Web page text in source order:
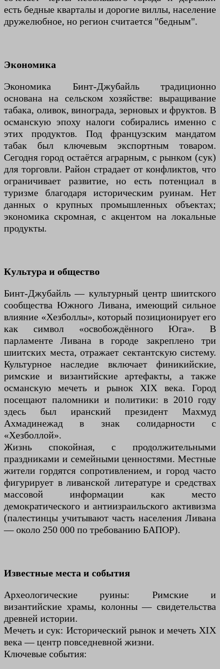
есть бедные кварталы и дорогие виллы, население
дружелюбное, но регион считается "бедным".
Экономика
Экономика Бинт-Джубайль традиционно
основана на сельском хозяйстве: выращивание
табака, оливок, винограда, зерновых и фруктов. В
османскую эпоху налоги собирались именно с
этих продуктов. Под французским мандатом
табак был ключевым экспортным товаром.
Сегодня город остаётся аграрным, с рынком (сук)
для торговли. Район страдает от конфликтов, что
ограничивает развитие, но есть потенциал в
туризме благодаря историческим руинам. Нет
данных о крупных промышленных объектах;
экономика скромная, с акцентом на локальные
продукты.
Культура и общество
Бинт-Джубайль — культурный центр шиитского
сообщества Южного Ливана, имеющий сильное
влияние «Хезболлы», который позиционирует его
как символ «освобождённого Юга». В
парламенте Ливана в городе закреплено три
шиитских места, отражает сектантскую систему.
Культурное наследие включает финикийские,
римские и византийские артефакты, а также
османскую мечеть и рынок XIX века. Город
посещают паломники и политики: в 2010 году
здесь был иранский президент Махмуд
Ахмадинежад в знак солидарности с
«Хезболлой».
Жизнь спокойная, с продолжительными
праздниками и семейными ценностями. Местные
жители гордятся сопротивлением, и город часто
фигурирует в ливанской литературе и средствах
массовой информации как место
демократического и антиизраильского активизма
(палестинцы учитывают часть населения Ливана
— около 250 000 по требованию БАПОР).
Известные места и события
Археологические руины: Римские и
византийские храмы, колонны — свидетельства
древней истории.
Мечеть и сук: Исторический рынок и мечеть XIX
века — центр повседневной жизни.
Ключевые события: